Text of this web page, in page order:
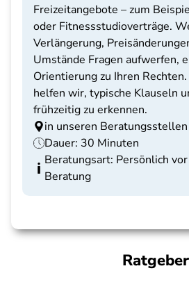
Freizeitangebote – zum
oder Fitnessstudioverträge.
Verlängerung,
Umstände Fragen aufwerfen,
Orientierung zu Ihren
helfen wir, typische Klauseln
frühzeitig zu erkennen.
in unseren Beratungsstellen
Dauer: 30 Minuten
Beratungsart: Persönlich
Beratung
Ratgeber